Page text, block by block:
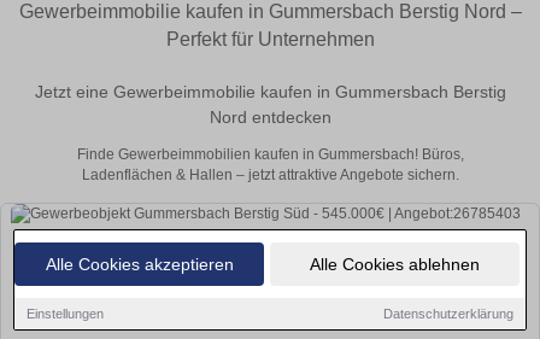
Alle Cookies akzeptieren Alle Cookies ablehnen
Einstellungen Datenschutzerklärung
Gewerbeimmobilie kaufen in Gummersbach Berstig Nord –
Perfekt für Unternehmen
Jetzt eine Gewerbeimmobilie kaufen in Gummersbach Berstig
Nord entdecken
Finde Gewerbeimmobilien kaufen in Gummersbach! Büros,
Ladenflächen & Hallen – jetzt attraktive Angebote sichern.